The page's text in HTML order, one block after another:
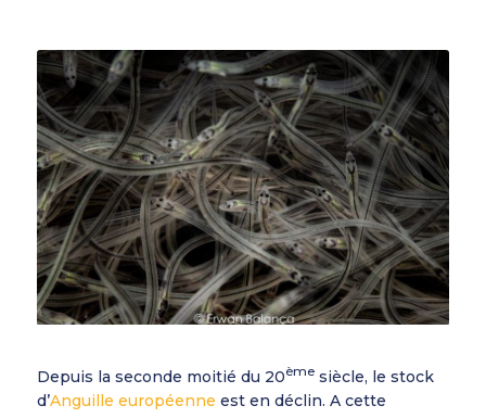
Depuis la seconde moitié du 20èmesiècle, le stock
d’Anguille européenne est en déclin. A cette